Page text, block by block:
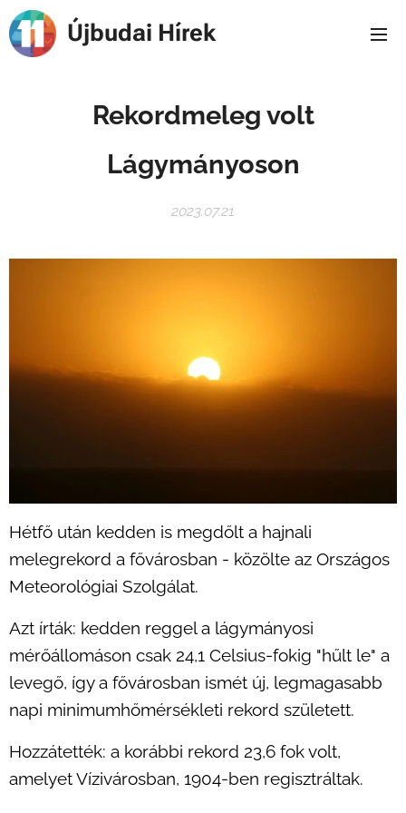
Újbudai Hírek
Rekordmeleg volt
Lágymányoson
2023.07.21
Hétfő után kedden is megdőlt a hajnali
melegrekord a fővárosban - közölte az Országos
Meteorológiai Szolgálat.
Azt írták: kedden reggel a lágymányosi
mérőállomáson csak 24,1 Celsius-fokig "hűlt le" a
levegő, így a fővárosban ismét új, legmagasabb
napi minimumhőmérsékleti rekord született.
Hozzátették: a korábbi rekord 23,6 fok volt,
amelyet Vízivárosban, 1904-ben regisztráltak.